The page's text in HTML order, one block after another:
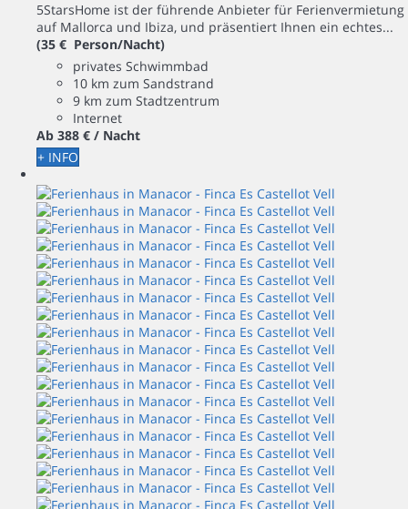
5StarsHome ist der führende Anbieter für Ferienvermietung
auf Mallorca und Ibiza, und präsentiert Ihnen ein echtes...
(35 € Person/Nacht)
privates Schwimmbad
10 km zum Sandstrand
9 km zum Stadtzentrum
Internet
Ab 388 € / Nacht
+ INFO